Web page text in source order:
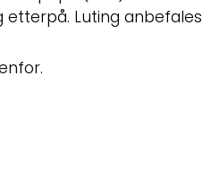
etterpå. Luting anbefales